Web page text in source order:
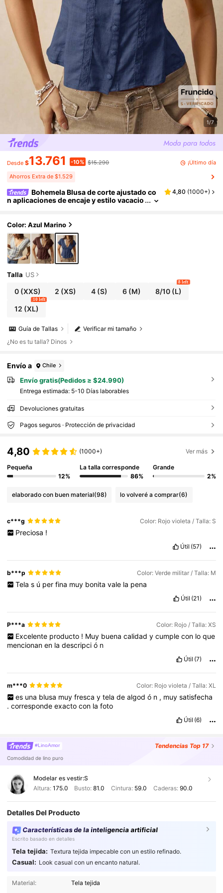
1/7
Desde $13.761 -10% $15.290 ¡Último día
Ahorros Extra de $1.529
Bohemela Blusa de corte ajustado co
n aplicaciones de encaje y estilo vacacio
4,80 (1000+)
Color: Azul Marino
Talla US
0(XXS) 2 (XS) 4 (S) 6 (M) 8/10 (L)
8 left
12 (XL)
10 left
Verificar mi tamaño
Guía de Tallas
¿No es tu talla? Dinos
Envío a Chile
Envío gratis(Pedidos ≥ $24.990)
Entrega estimada: 5-10 Días laborables
Devoluciones gratuitas
Pagos seguros · Protección de privacidad
4,80 (1000+) Ver más
Pequeña
12%
La talla corresponde
86%
Grande
2%
elaborado con buen material(98) lo volveré a comprar(6)
c***g Color: Rojo violeta / Talla: S
Preciosa !
Útil (57)
b***p Color: Verde militar / Talla: M
Tela s ú per fina muy bonita vale la pena
Útil (21)
P***a Color: Rojo / Talla: XS
Excelente producto ! Muy buena calidad y cumple con lo que
mencionanen ladescripció n
Útil (7)
m***0 Color: Rojo violeta / Talla: XL
es una blusa muy fresca y tela de algod ó n , muy satisfecha
.correspondeexactocon lafoto
Útil (6)
#LinoAmor Tendencias Top 17
Comodidad de lino puro
Modelar es vestir:S
Altura: 175.0 Busto:81.0 Cintura: 59.0 Caderas: 90.0
Detalles Del Producto
Características de la inteligencia artificial
Escrito basado en detalles
Tela tejida: Textura tejida impecable con un estilo refinado.
Casual: Look casual con un encanto natural.
Material: Tela tejida